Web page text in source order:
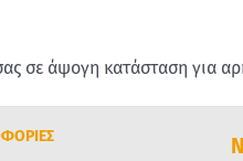
σε άψογη κατάσταση για